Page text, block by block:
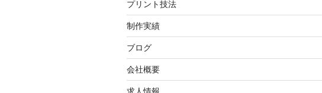
プリント技法
制作実績
ブログ
会社概要
求人情報